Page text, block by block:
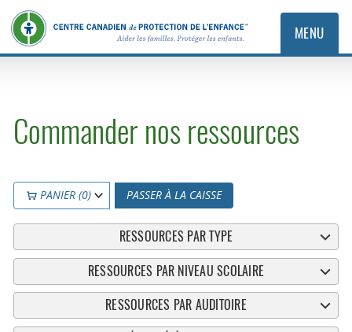
MENU
Commander nos ressources
PANIER (0) PASSER À LA CAISSE
RESSOURCES PAR TYPE
RESSOURCES PAR NIVEAU SCOLAIRE
RESSOURCES PAR AUDITOIRE